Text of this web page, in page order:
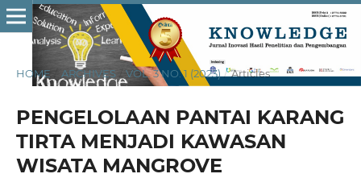
HOME ARCHIVES / VOL. 3 NO. 1 (2023) / Articles
PENGELOLAAN PANTAI KARANG
TIRTA MENJADI KAWASAN
WISATA MANGROVE